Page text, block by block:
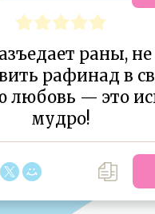
раны,
рафинад в
любовь — это
мудро!